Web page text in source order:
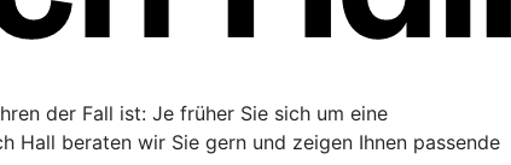
der Fall ist: Je früher Sie sich um eine
Hall beraten wir Sie gern und zeigen Ihnen passende